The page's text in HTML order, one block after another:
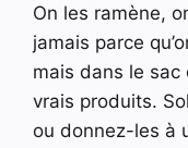
On les ramène,
jamais parce
mais dans le
vrais produits.
ou donnez-les à